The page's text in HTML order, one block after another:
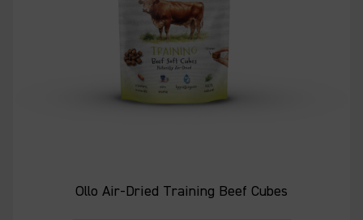
Ollo Air-Dried Training Beef Cubes